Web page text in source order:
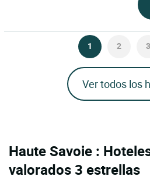
1 2 3
Ver todos los
Haute Savoie :
valorados 3 estrellas